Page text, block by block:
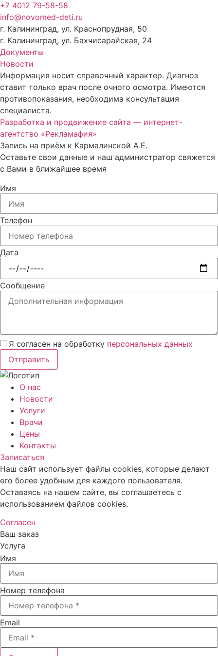
+7 4012 79-58-58
info@novomed-deti.ru
г. Калининград, ул. Краснопрудная, 50
г. Калининград, ул. Бахчисарайская, 24
Документы
Новости
Информация носит справочный характер. Диагноз
ставит только врач после очного осмотра. Имеются
противопоказания, необходима консультация
специалиста.
Разработка и продвижение сайта — интернет-
агентство «Рекламафия»
Запись на приём к Кармалинской А.Е.
Оставьте свои данные и наш администратор свяжется
с Вами в ближайшее время
Имя
Телефон
Дата
Сообщение
Я согласен на обработку персональных данных
Отправить
О нас
Новости
Услуги
Врачи
Цены
Контакты
Записаться
Наш сайт использует файлы cookies, которые делают
его более удобным для каждого пользователя.
Оставаясь на нашем сайте, вы соглашаетесь с
использованием файлов cookies.
Согласен
Ваш заказ
Услуга
Имя
Номер телефона
Email